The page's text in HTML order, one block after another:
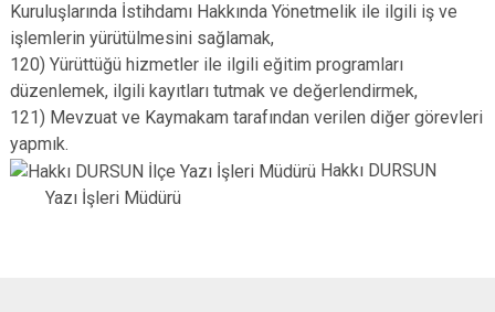
Kuruluşlarında İstihdamı Hakkında Yönetmelik ile ilgili iş ve
işlemlerin yürütülmesini sağlamak,
120) Yürüttüğü hizmetler ile ilgili eğitim programları
düzenlemek, ilgili kayıtları tutmak ve değerlendirmek,
121) Mevzuat ve Kaymakam tarafından verilen diğer görevleri
yapmık.
Hakkı DURSUN
Yazı İşleri Müdürü